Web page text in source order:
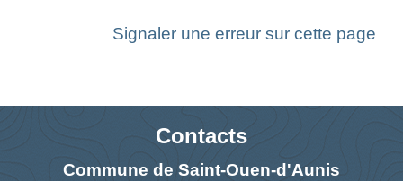
Signaler une erreur sur cette page
Contacts
Commune de Saint-Ouen-d'Aunis